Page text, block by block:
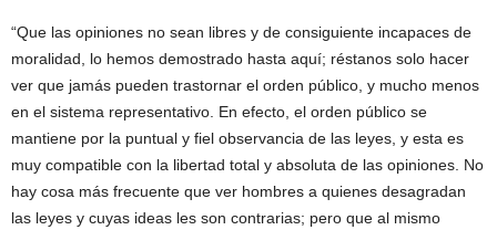
“Que las opiniones no sean libres y de consiguiente incapaces de
moralidad, lo hemos demostrado hasta aquí; réstanos solo hacer
ver que jamás pueden trastornar el orden público, y mucho menos
en el sistema representativo. En efecto, el orden público se
mantiene por la puntual y fiel observancia de las leyes, y esta es
muy compatible con la libertad total y absoluta de las opiniones. No
hay cosa más frecuente que ver hombres a quienes desagradan
las leyes y cuyas ideas les son contrarias; pero que al mismo